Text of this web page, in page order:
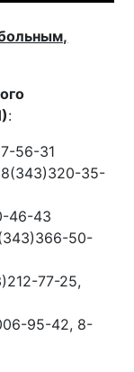
:
56-31
35-
46-43
50-
77-25,
95-42, 8-